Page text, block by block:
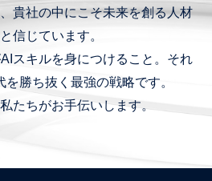
貴社の中にこそ未来を創る人材
信じています。
スキルを身につけること。それ
を勝ち抜く最強の戦略です。
たちがお手伝いします。